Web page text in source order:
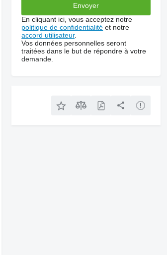
En cliquant ici, vous acceptez notre
politique de confidentialité et notre
accord utilisateur.
Vos données personnelles seront
traitées dans le but de répondre à votre
demande.